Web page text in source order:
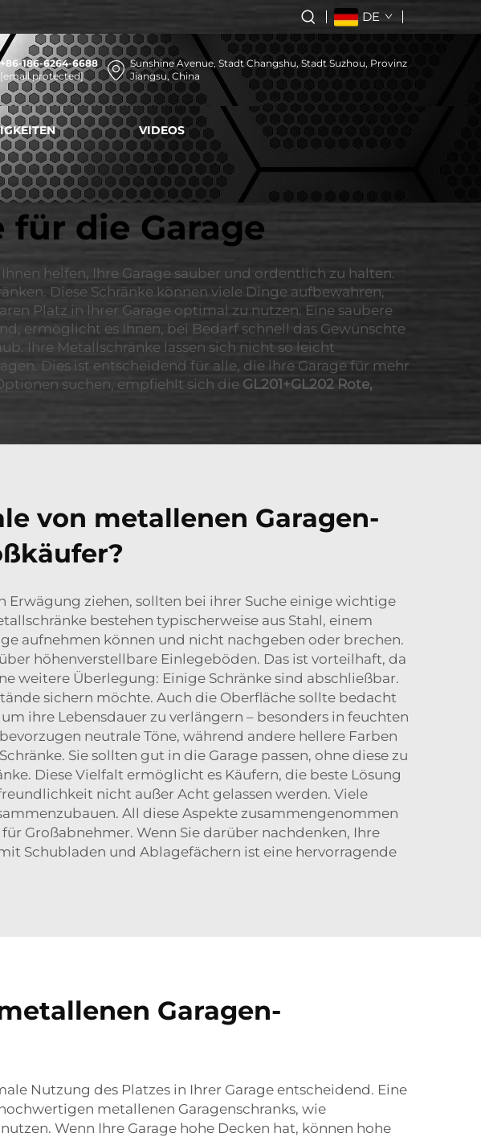
DE
+86-186-6264-6688
[email protected]
Sunshine Avenue, Stadt Changshu, Stadt Suzhou, Provinz
Jiangsu, China
VIDEOS
die Garage
helfen, Ihre Garage sauber und ordentlich zu halten.
Diese Schränke können viele Dinge aufbewahren,
Platz in Ihrer Garage optimal zu nutzen. Eine saubere
ermöglicht es Ihnen, bei Bedarf schnell das Gewünschte
Ihre Metallschränke lassen sich nicht so leicht
Dies ist entscheidend für alle, die ihre Garage für mehr
suchen, empfiehlt sich die GL201+GL202 Rote,
von metallenen Garagen-
Erwägung ziehen, sollten bei ihrer Suche einige wichtige
bestehen typischerweise aus Stahl, einem
aufnehmen können und nicht nachgeben oder brechen.
höhenverstellbare Einlegeböden. Das ist vorteilhaft, da
weitere Überlegung: Einige Schränke sind abschließbar.
sichern möchte. Auch die Oberfläche sollte bedacht
ihre Lebensdauer zu verlängern – besonders in feuchten
neutrale Töne, während andere hellere Farben
Sie sollten gut in die Garage passen, ohne diese zu
Diese Vielfalt ermöglicht es Käufern, die beste Lösung
nicht außer Acht gelassen werden. Viele
All diese Aspekte zusammengenommen
Großabnehmer. Wenn Sie darüber nachdenken, Ihre
Schubladen und Ablagefächern ist eine hervorragende
Garagen-
Nutzung des Platzes in Ihrer Garage entscheidend. Eine
metallenen Garagenschranks, wie
Wenn Ihre Garage hohe Decken hat, können hohe